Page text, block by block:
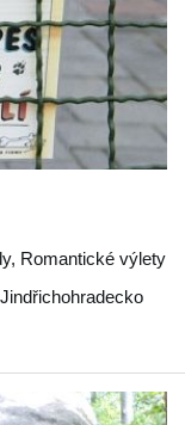
Romantické výlety
Jindřichohradecko